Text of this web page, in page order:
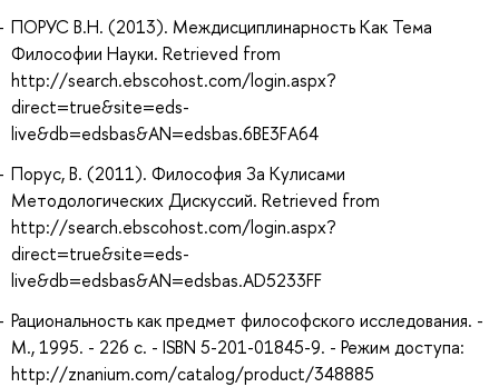
ПОРУС В.Н. (2013). Междисциплинарность Как Тема
Философии Науки. Retrieved from
http://search.ebscohost.com/login.aspx?
direct=true&site=eds-
live&db=edsbas&AN=edsbas.6BE3FA64
Порус, В. (2011). Философия За Кулисами
Методологических Дискуссий. Retrieved from
http://search.ebscohost.com/login.aspx?
direct=true&site=eds-
live&db=edsbas&AN=edsbas.AD5233FF
Рациональность как предмет философского исследования. -
М., 1995. - 226 с. - ISBN 5-201-01845-9. - Режим доступа:
http://znanium.com/catalog/product/348885